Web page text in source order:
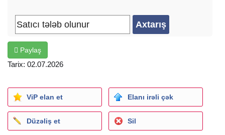
Paylaş
Tarix: 02.07.2026
ViP elan et Elanı irəli çək
Düzəliş et Sil